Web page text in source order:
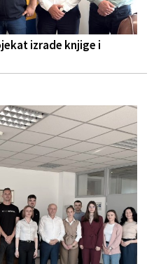
izrade knjige i